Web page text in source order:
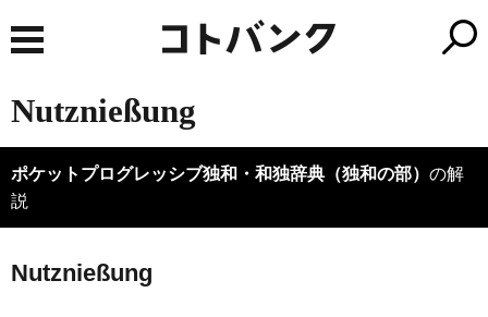
Nutznießung
ポケットプログレッシブ独和・和独辞典（独和の部） の解
説
Nutznießung